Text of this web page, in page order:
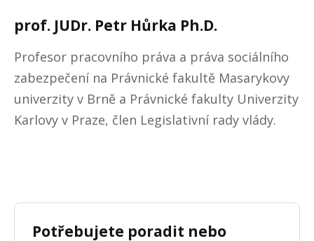
prof. JUDr. Petr Hůrka Ph.D.
Profesor pracovního práva a práva sociálního
zabezpečení na Právnické fakultě Masarykovy
univerzity v Brně a Právnické fakulty Univerzity
Karlovy v Praze, člen Legislativní rady vlády.
Potřebujete poradit nebo